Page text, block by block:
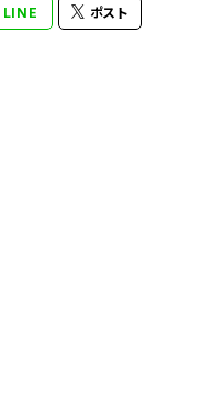
LINE ポスト